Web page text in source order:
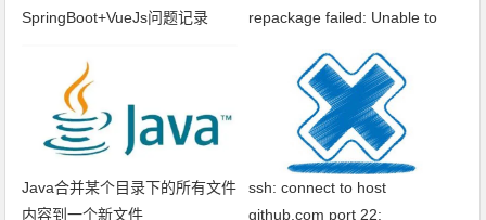
SpringBoot+VueJs问题记录
repackage failed: Unable to
Java合并某个目录下的所有文件
内容到一个新文件
ssh: connect to host
github.com port 22: